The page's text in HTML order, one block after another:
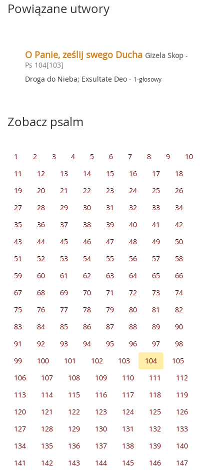
Powiązane utwory
O Panie, ześlij swego Ducha Gizela Skop -
Ps 104[103]
Droga do Nieba; Exsultate Deo - 1-głosowy
Zobacz psalm
1 2 3 4 5 6 7 8 9
10
11
12 13 14 15 16 17
18
19
20 21 22 23 24 25
26
27
28 29 30 31 32 33
34
35
36 37 38 39 40 41
42
43
44 45 46 47 48 49
50
51
52 53 54 55 56 57
58
59
60 61 62 63 64 65
66
67
68 69 70 71 72 73
74
75
76 77 78 79 80 81
82
83
84 85 86 87 88 89
90
91
92 93 94 95 96 97
98
99
100 101 102 103 104
105
106
107 108 109 110 111
112
113
114 115 116 117 118
119
120
121 122 123 124 125
126
127
128 129 130 131 132
133
134
135 136 137 138 139
140
141
142 143 144 145 146
147